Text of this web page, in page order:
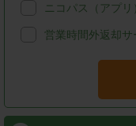
ニコパス（アプリ
営業時間外返却サ